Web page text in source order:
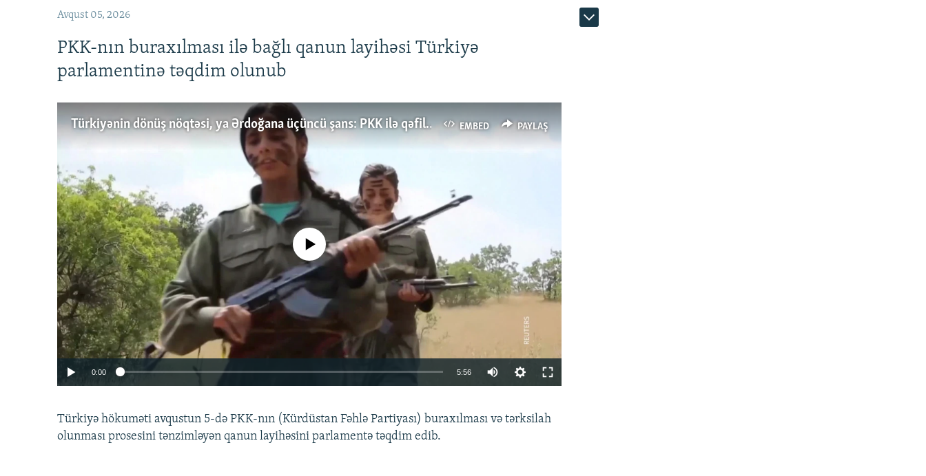
Avqust 05, 2026
PKK-nın buraxılması ilə bağlı qanun layihəsi Türkiyə
parlamentinə təqdim olunub
EMBED PAYLAŞ
Türkiyənin dönüş nöqtəsi, ya Ərdoğana üçüncü şans: PKK ilə qəfil barışıq nə deməkdir?
No media source currently available
0:00 5:56
360p
Türkiyə hökuməti avqustun 5-də PKK-nın (Kürdüstan Fəhlə Partiyası) buraxılması və tərksilah
olunması prosesini tənzimləyən qanun layihəsini parlamentə təqdim edib.